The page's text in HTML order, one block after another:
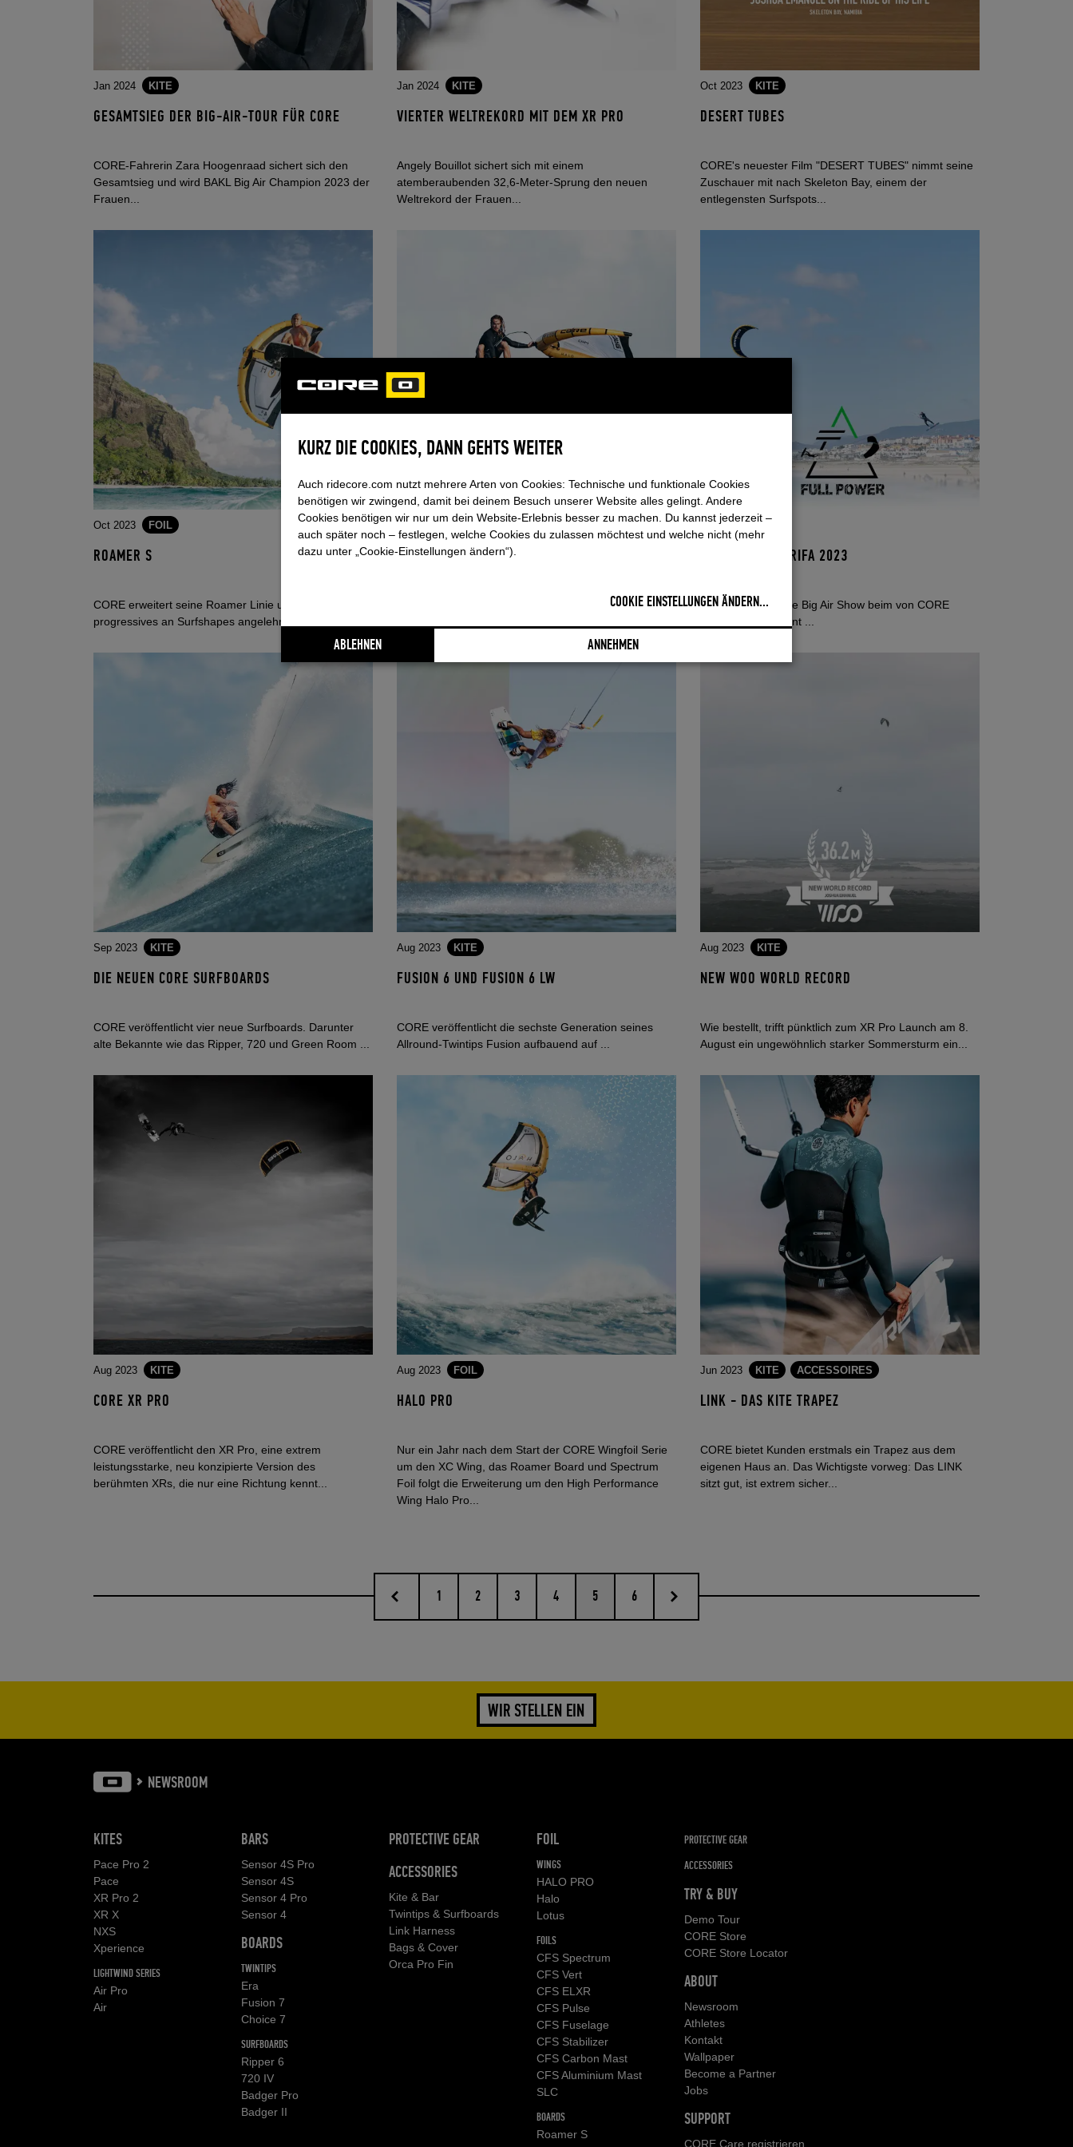
Jan 2024 KITE
GESAMTSIEG DER BIG-AIR-TOUR FÜR CORE
CORE-Fahrerin Zara Hoogenraad sichert sich den
Gesamtsieg und wird BAKL Big Air Champion 2023 der
Frauen...
Jan 2024 KITE
VIERTER WELTREKORD MIT DEM XR PRO
Angely Bouillot sichert sich mit einem
atemberaubenden 32,6-Meter-Sprung den neuen
Weltrekord der Frauen...
Oct 2023 KITE
DESERT TUBES
CORE's neuester Film "DESERT TUBES" nimmt seine
Zuschauer mit nach Skeleton Bay, einem der
entlegensten Surfspots...
Oct 2023 FOIL
ROAMER S
CORE erweitert seine Roamer Linie um ein äußerst
progressives an Surfshapes angelehntes Modell...
Oct 2023 FOIL
VERT
CORE erweitert sein Wingfoil-Programm um ein
Oct 2023 KITE
FULL POWER TARIFA 2023
Aussergewöhnliche Big Air Show beim von CORE
gesponserten Event ...
Sep 2023 KITE
DIE NEUEN CORE SURFBOARDS
CORE veröffentlicht vier neue Surfboards. Darunter
alte Bekannte wie das Ripper, 720 und Green Room ...
Aug 2023 KITE
FUSION 6 UND FUSION 6 LW
CORE veröffentlicht die sechste Generation seines
Allround-Twintips Fusion aufbauend auf ...
Aug 2023 KITE
NEW WOO WORLD RECORD
Wie bestellt, trifft pünktlich zum XR Pro Launch am 8.
August ein ungewöhnlich starker Sommersturm ein...
Aug 2023 KITE
CORE XR PRO
CORE veröffentlicht den XR Pro, eine extrem
leistungsstarke, neu konzipierte Version des
berühmten XRs, die nur eine Richtung kennt...
Aug 2023 FOIL
HALO PRO
Nur ein Jahr nach dem Start der CORE Wingfoil Serie
um den XC Wing, das Roamer Board und Spectrum
Foil folgt die Erweiterung um den High Performance
Wing Halo Pro...
Jun 2023 KITE ACCESSOIRES
LINK - DAS KITE TRAPEZ
CORE bietet Kunden erstmals ein Trapez aus dem
eigenen Haus an. Das Wichtigste vorweg: Das LINK
sitzt gut, ist extrem sicher...
vorherige 1 2 3 4 5 6 nächste
WIR STELLEN EIN
NEWSROOM
KITES
Pace Pro 2
Pace
XR Pro 2
XR X
NXS
Xperience
LIGHTWIND SERIES
Air Pro
Air
BARS
Sensor 4S Pro
Sensor 4S
Sensor 4 Pro
Sensor 4
BOARDS
TWINTIPS
Era
Fusion 7
Choice 7
SURFBOARDS
Ripper 6
720 IV
Badger Pro
Badger II
PROTECTIVE GEAR
ACCESSORIES
Kite & Bar
Twintips & Surfboards
Link Harness
Bags & Cover
Orca Pro Fin
FOIL
WINGS
HALO PRO
Halo
Lotus
FOILS
CFS Spectrum
CFS Vert
CFS ELXR
CFS Pulse
CFS Fuselage
CFS Stabilizer
CFS Carbon Mast
CFS Aluminium Mast
SLC
BOARDS
Roamer S
PROTECTIVE GEAR
ACCESSORIES
TRY & BUY
Demo Tour
CORE Store
CORE Store Locator
ABOUT
Newsroom
Athletes
Kontakt
Wallpaper
Become a Partner
Jobs
SUPPORT
CORE Care registrieren
KURZ DIE COOKIES, DANN GEHTS WEITER
Auch ridecore.com nutzt mehrere Arten von Cookies: Technische und funktionale Cookies
benötigen wir zwingend, damit bei deinem Besuch unserer Website alles gelingt. Andere
Cookies benötigen wir nur um dein Website-Erlebnis besser zu machen. Du kannst jederzeit –
auch später noch – festlegen, welche Cookies du zulassen möchtest und welche nicht (mehr
dazu unter „Cookie-Einstellungen ändern“).
COOKIE EINSTELLUNGEN ÄNDERN...
ABLEHNEN ANNEHMEN